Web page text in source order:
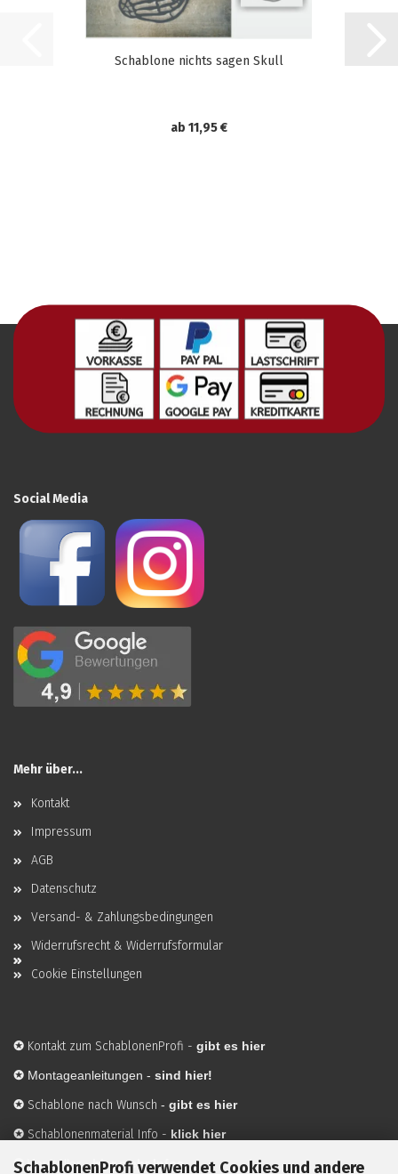
SchablonenProfi verwendet Cookies und andere
Schablone nichts sagen Skull
ab 11,95 €
Social Media
Mehr über...
Kontakt
Impressum
AGB
Datenschutz
Versand- & Zahlungsbedingungen
Widerrufsrecht & Widerrufsformular
Cookie Einstellungen
✪ Kontakt zum SchablonenProfi - gibt es hier
✪ Montageanleitungen - sind hier!
✪ Schablone nach Wunsch - gibt es hier
✪ Schablonenmaterial Info - klick hier
✪Hersteller-hier mehr Infos